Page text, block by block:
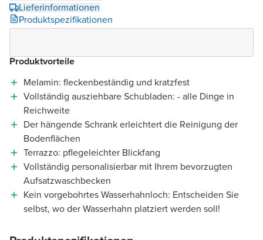
Lieferinformationen
Produktspezifikationen
Produktvorteile
Melamin: fleckenbeständig und kratzfest
Vollständig ausziehbare Schubladen: - alle Dinge in
Reichweite
Der hängende Schrank erleichtert die Reinigung der
Bodenflächen
Terrazzo: pflegeleichter Blickfang
Vollständig personalisierbar mit Ihrem bevorzugten
Aufsatzwaschbecken
Kein vorgebohrtes Wasserhahnloch: Entscheiden Sie
selbst, wo der Wasserhahn platziert werden soll!